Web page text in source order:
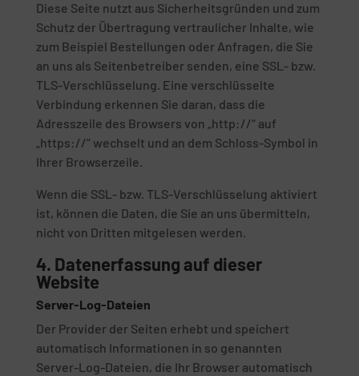
Diese Seite nutzt aus Sicherheitsgründen und zum
Schutz der Übertragung vertraulicher Inhalte, wie
zum Beispiel Bestellungen oder Anfragen, die Sie
an uns als Seitenbetreiber senden, eine SSL- bzw.
TLS-Verschlüsselung. Eine verschlüsselte
Verbindung erkennen Sie daran, dass die
Adresszeile des Browsers von „http://“ auf
„https://“ wechselt und an dem Schloss-Symbol in
Ihrer Browserzeile.
Wenn die SSL- bzw. TLS-Verschlüsselung aktiviert
ist, können die Daten, die Sie an uns übermitteln,
nicht von Dritten mitgelesen werden.
4. Datenerfassung auf dieser
Website
Server-Log-Dateien
Der Provider der Seiten erhebt und speichert
automatisch Informationen in so genannten
Server-Log-Dateien, die Ihr Browser automatisch